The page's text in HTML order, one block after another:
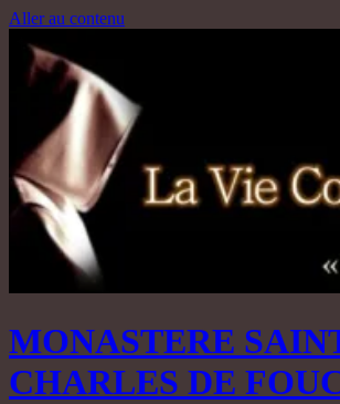
Aller au contenu
MONASTERE
CHARLES DE